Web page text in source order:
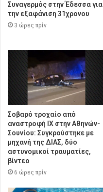
Συναγερμός στην Έδεσσα για
την εξαφάνιση 31χρονου
3 ώρες πρίν
Σοβαρό τροχαίο από
αναστροφή ΙΧ στην Αθηνών-
Σουνίου: Συγκρούστηκε με
μηχανή της ΔΙΑΣ, δύο
αστυνομικοί τραυματίες,
βίντεο
6 ώρες πρίν